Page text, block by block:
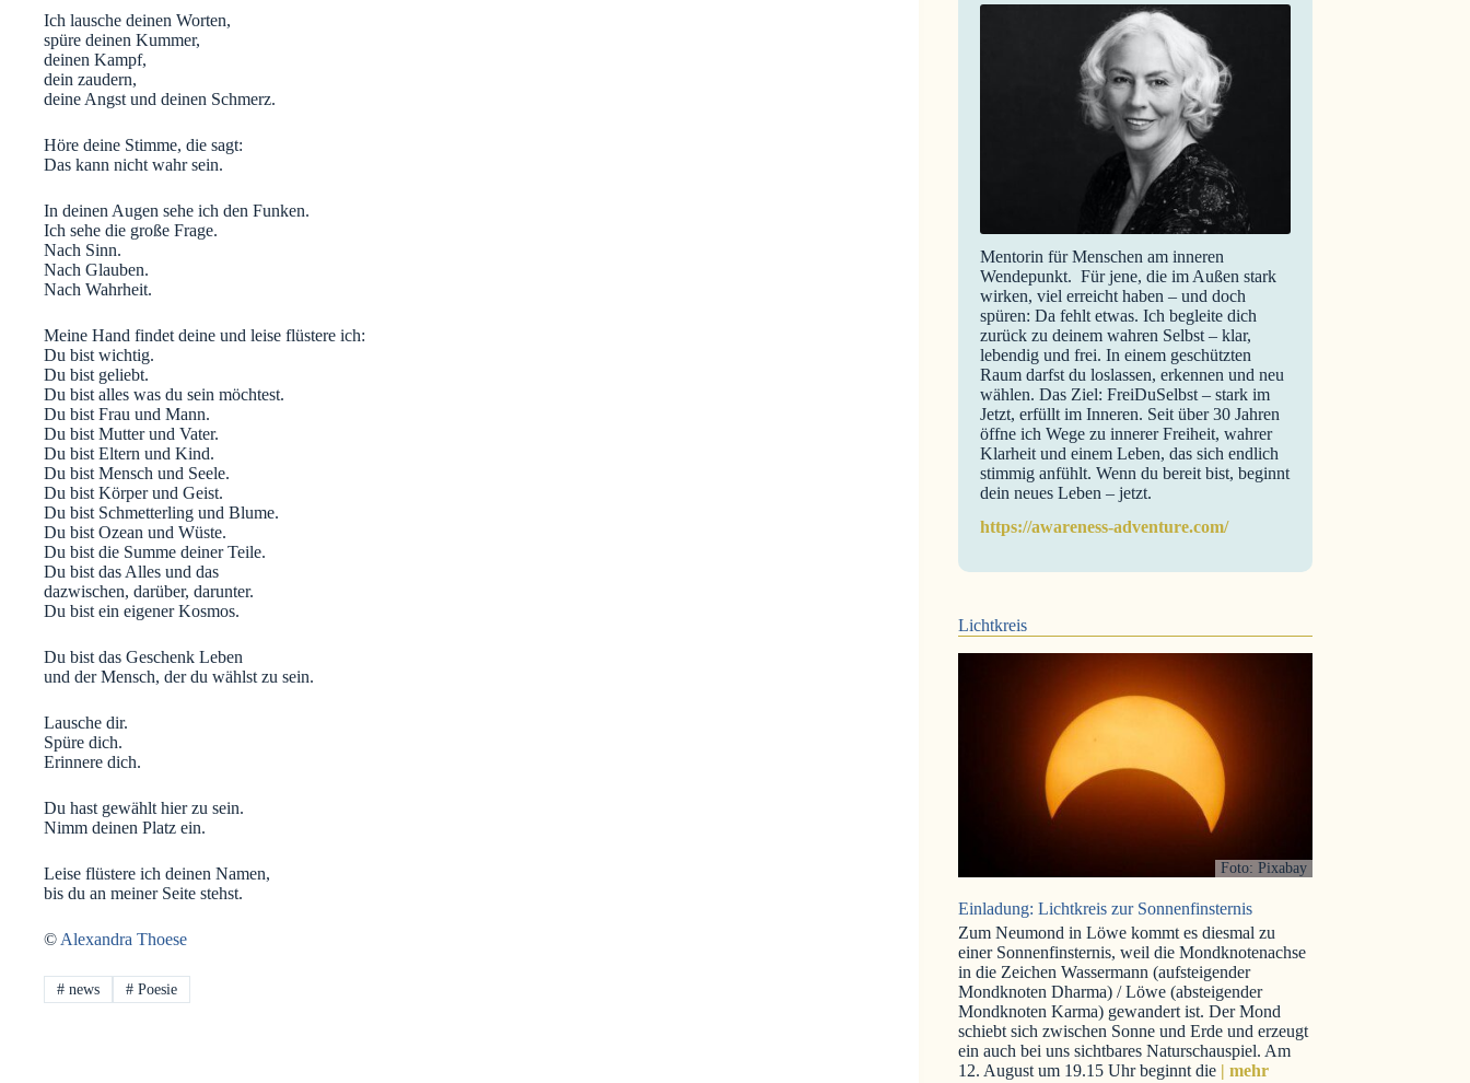
Ich lausche deinen Worten,
spüre deinen Kummer,
deinen Kampf,
dein zaudern,
deine Angst und deinen Schmerz.
Höre deine Stimme, die sagt:
Das kann nicht wahr sein.
In deinen Augen sehe ich den Funken.
Ich sehe die große Frage.
Nach Sinn.
Nach Glauben.
Nach Wahrheit.
Meine Hand findet deine und leise flüstere ich:
Du bist wichtig.
Du bist geliebt.
Du bist alles was du sein möchtest.
Du bist Frau und Mann.
Du bist Mutter und Vater.
Du bist Eltern und Kind.
Du bist Mensch und Seele.
Du bist Körper und Geist.
Du bist Schmetterling und Blume.
Du bist Ozean und Wüste.
Du bist die Summe deiner Teile.
Du bist das Alles und das
dazwischen, darüber, darunter.
Du bist ein eigener Kosmos.
Du bist das Geschenk Leben
und der Mensch, der du wählst zu sein.
Lausche dir.
Spüre dich.
Erinnere dich.
Du hast gewählt hier zu sein.
Nimm deinen Platz ein.
Leise flüstere ich deinen Namen,
bis du an meiner Seite stehst.
© Alexandra Thoese
#news #Poesie
Mentorin für Menschen am inneren
Wendepunkt. Für jene, die im Außen stark
wirken, viel erreicht haben – und doch
spüren: Da fehlt etwas. Ich begleite dich
zurück zu deinem wahren Selbst – klar,
lebendig und frei. In einem geschützten
Raum darfst du loslassen, erkennen und neu
wählen. Das Ziel: FreiDuSelbst – stark im
Jetzt, erfüllt im Inneren. Seit über 30 Jahren
öffne ich Wege zu innerer Freiheit, wahrer
Klarheit und einem Leben, das sich endlich
stimmig anfühlt. Wenn du bereit bist, beginnt
dein neues Leben – jetzt.
https://awareness-adventure.com/
Lichtkreis
Foto: Pixabay
Einladung: Lichtkreis zur Sonnenfinsternis
Zum Neumond in Löwe kommt es diesmal zu
einer Sonnenfinsternis, weil die Mondknotenachse
in die Zeichen Wassermann (aufsteigender
Mondknoten Dharma) / Löwe (absteigender
Mondknoten Karma) gewandert ist. Der Mond
schiebt sich zwischen Sonne und Erde und erzeugt
ein auch bei uns sichtbares Naturschauspiel. Am
12. August um 19.15 Uhr beginnt die | mehr